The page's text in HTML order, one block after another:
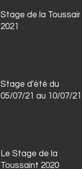
Stage de la Toussaint
2021
Stage d'été du
05/07/21 au 10/07/21
Le Stage de la
Toussaint 2020